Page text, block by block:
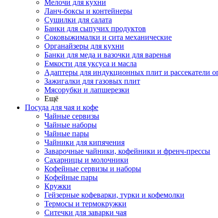
Мелочи для кухни
Ланч-боксы и контейнеры
Сушилки для салата
Банки для сыпучих продуктов
Соковыжималки и сита механические
Органайзеры для кухни
Банки для меда и вазочки для варенья
Емкости для уксуса и масла
Адаптеры для индукционных плит и рассекатели
Зажигалки для газовых плит
Мясорубки и лапшерезки
Ещё
Посуда для чая и кофе
Чайные сервизы
Чайные наборы
Чайные пары
Чайники для кипячения
Заварочные чайники, кофейники и френч-прессы
Сахарницы и молочники
Кофейные сервизы и наборы
Кофейные пары
Кружки
Гейзерные кофеварки, турки и кофемолки
Термосы и термокружки
Ситечки для заварки чая